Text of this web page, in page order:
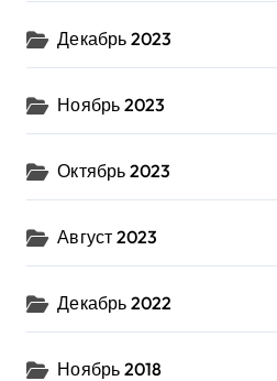
Декабрь 2023
Ноябрь 2023
Октябрь 2023
Август 2023
Декабрь 2022
Ноябрь 2018